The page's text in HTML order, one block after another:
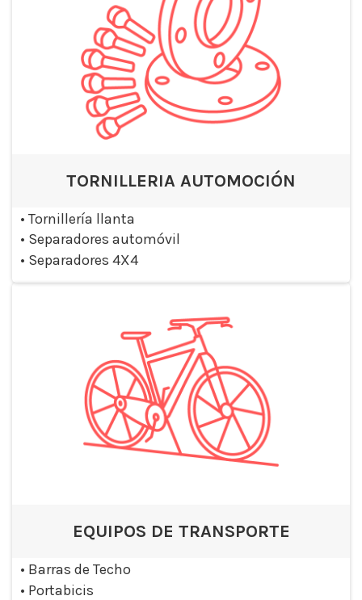
TORNILLERIA AUTOMOCIÓN
• Tornillería llanta
• Separadores automóvil
• Separadores 4X4
EQUIPOS DE TRANSPORTE
• Barras de Techo
• Portabicis